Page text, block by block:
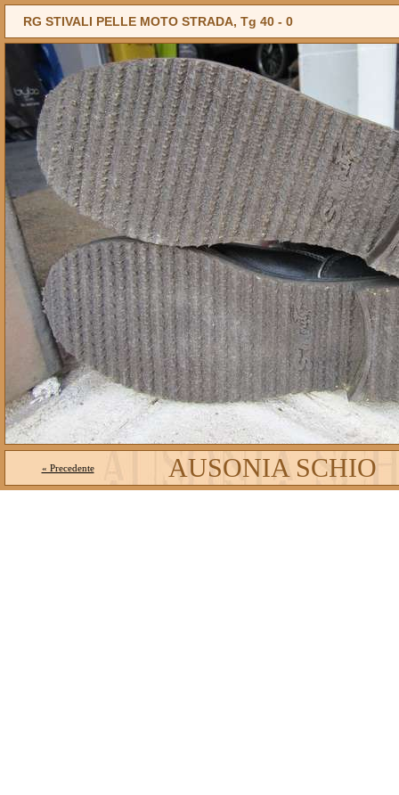
RG STIVALI PELLE MOTO STRADA, Tg 40 - 0
« Precedente AUSONIA SCHIO